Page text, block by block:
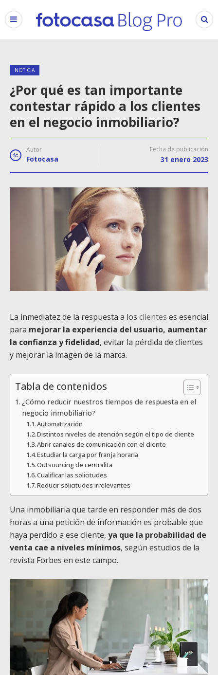
NOTICIA
¿Por qué es tan importante
contestar rápido a los clientes
en el negocio inmobiliario?
Autor
Fotocasa
Fecha de publicación
31 enero 2023
La inmediatez de la respuesta a los clientes es esencial
para mejorar la experiencia del usuario, aumentar
la confianza y fidelidad, evitar la pérdida de clientes
y mejorar la imagen de la marca.
Tabla de contenidos
¿Cómo reducir nuestros tiempos de respuesta en el
negocio inmobiliario?
Automatización
Distintos niveles de atención según el tipo de cliente
Abrir canales de comunicación con el cliente
Estudiar la carga por franja horaria
Outsourcing de centralita
Cualificar las solicitudes
Reducir solicitudes irrelevantes
Una inmobiliaria que tarde en responder más de dos
horas a una petición de información es probable que
haya perdido a ese cliente, ya que la probabilidad de
venta cae a niveles mínimos, según estudios de la
revista Forbes en este campo.